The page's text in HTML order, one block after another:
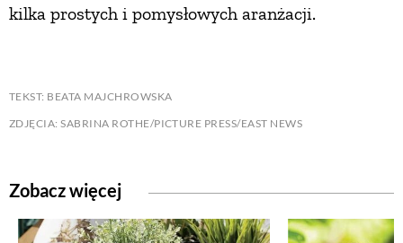
kilka prostych i pomysłowych aranżacji.
TEKST: BEATA MAJCHROWSKA
ZDJĘCIA: SABRINA ROTHE/PICTURE PRESS/EAST NEWS
Zobacz więcej